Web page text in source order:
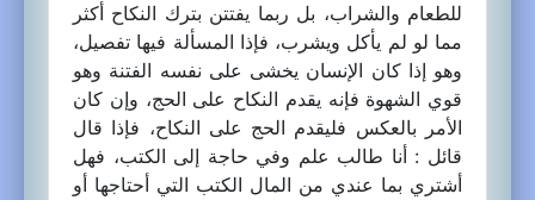
للطعام والشراب، بل ربما يفتتن بترك النكاح أكثر
مما لو لم يأكل ويشرب، فإذا المسألة فيها تفصيل،
وهو إذا كان الإنسان يخشى على نفسه الفتنة وهو
قوي الشهوة فإنه يقدم النكاح على الحج، وإن كان
الأمر بالعكس فليقدم الحج على النكاح، فإذا قال
قائل : أنا طالب علم وفي حاجة إلى الكتب، فهل
أشتري بما عندي من المال الكتب التي أحتاجها أو